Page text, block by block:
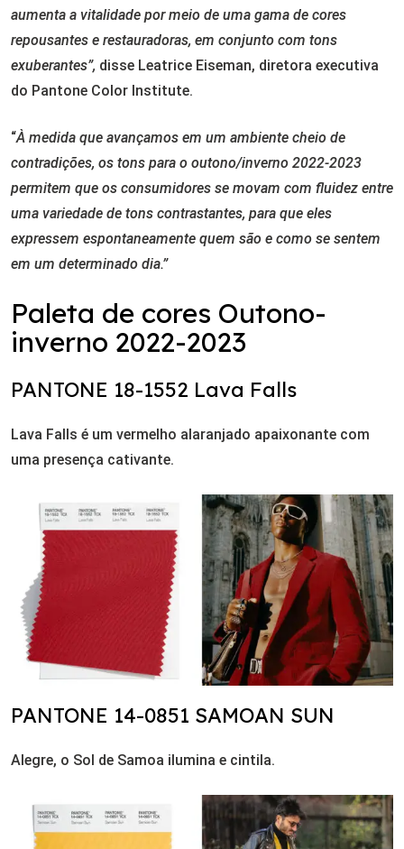
aumenta a vitalidade por meio de uma gama de cores
repousantes e restauradoras, em conjunto com tons
exuberantes”, disse Leatrice Eiseman, diretora executiva
do Pantone Color Institute.
“À medida que avançamos em um ambiente cheio de
contradições, os tons para o outono/inverno 2022-2023
permitem que os consumidores se movam com fluidez entre
uma variedade de tons contrastantes, para que eles
expressem espontaneamente quem são e como se sentem
em um determinado dia.”
Paleta de cores Outono-
inverno 2022-2023
PANTONE 18-1552 Lava Falls
Lava Falls é um vermelho alaranjado apaixonante com
uma presença cativante.
PANTONE 14-0851 SAMOAN SUN
Alegre, o Sol de Samoa ilumina e cintila.